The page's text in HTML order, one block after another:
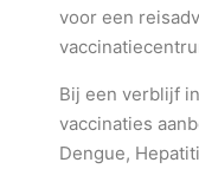
voor een
Bij een verblijf
vaccinaties
Dengue,